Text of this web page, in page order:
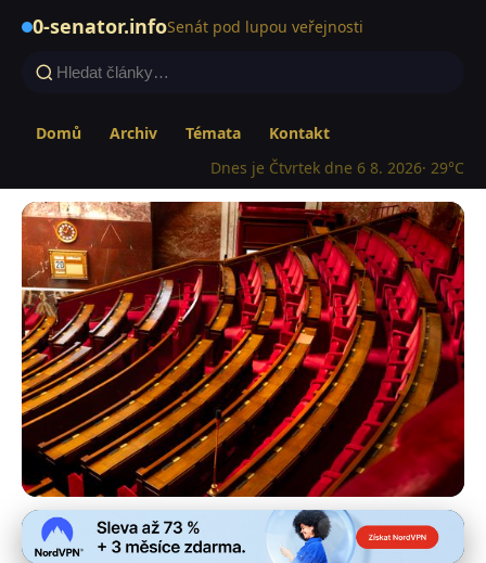
0-senator.infoSenát pod lupou veřejnosti
Domů Archiv Témata
Kontakt
Dnes je Čtvrtek dne 6 8. 2026· 29°C
0-senator.info